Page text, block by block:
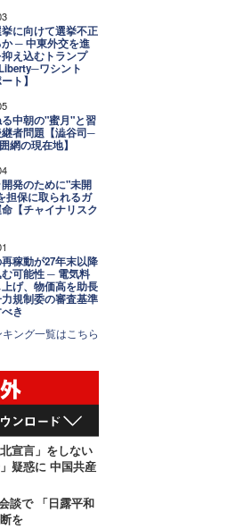
に向けて選挙不正
─ 中東外交を進
え込むトランプ
ワシント
ト】
中朝の"蜜月"と習
者問題【澁谷司─
網の現在地】
発のために"未開
担保に取られるガ
【チャイナリスク
稼動が27年末以降
可能性 ─ 電気料
げ、物価高を助長
規制委の審査基準
き
キング一覧はこちら
宣言」をしない
疑惑に 中国共産
談で 「日露平和
を